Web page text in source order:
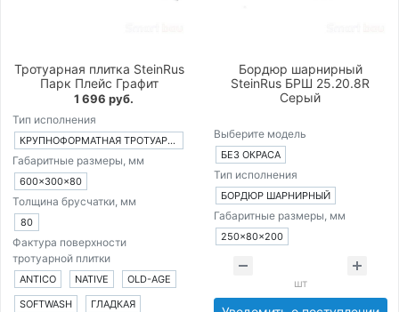
Тротуарная плитка SteinRus
Парк Плейс Графит
1 696 руб.
Тип исполнения
КРУПНОФОРМАТНАЯ ТРОТУАРНАЯ ПЛИТКА ИЗ 1-ГО ЭЛЕМЕНТА
Габаритные размеры, мм
600×300×80
Толщина брусчатки, мм
80
Фактура поверхности
тротуарной плитки
ANTICO NATIVE
OLD-AGE
SOFTWASH
ГЛАДКАЯ
Бордюр шарнирный
SteinRus БРШ 25.20.8R
Серый
Выберите модель
БЕЗ ОКРАСА
Тип исполнения
БОРДЮР ШАРНИРНЫЙ
Габаритные размеры, мм
250×80×200
шт